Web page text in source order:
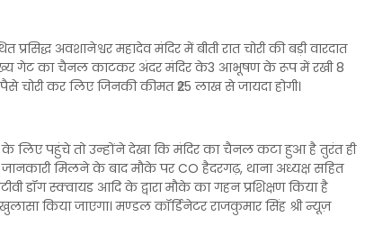
प्रसिद्ध अवशानेश्वर महादेव मंदिर में बीती रात चोरी की बड़ी वारदात
गेट का चैनल काटकर अंदर मंदिर के3 आभूषण के रूप में रखी 8
कर लिए जिनकी कीमत ₹25 लाख से जायदा होगी।
लिए पहुंचे तो उन्होंने देखा कि मंदिर का चैनल कटा हुआ है तुरंत ही
मिलने के बाद मौके पर CO हैदरगढ़, थाना अध्यक्ष सहित
डॉग स्क्वायड आदि के द्वारा मौके का गहन प्रशिक्षण किया है
किया जाएगा। मण्डल कॉर्डिनेटर राजकुमार सिंह श्री न्यूज़